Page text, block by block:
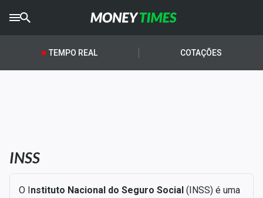
CRYPTOTIMES
AGROTIMES
Newsletters
Money Trader
TEMPO REAL COTAÇÕES
INSS
O Instituto Nacional do Seguro Social (INSS) é uma